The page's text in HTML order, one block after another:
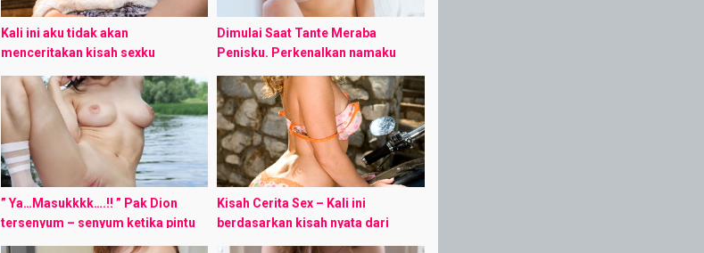
Kali ini aku tidak akan
menceritakan kisah sexku
melainkan aku mempunyai cerita
yang mana terjadi pada teman satu
kelasku panggil saja Farah dia
gadis ...
Dimulai Saat Tante Meraba
Penisku. Perkenalkan namaku
Aris, umurku saat ini 23 tahun, aku
kuliah disuatu universitas terkenal
dikotaku. Aku sendiri memilki
penampilan yang ...
” Ya…Masukkkk….!! ” Pak Dion
tersenyum – senyum ketika pintu
kantornya diketuk pada siang hari
Kisah Cerita Sex – Kali ini
berdasarkan kisah nyata dari
teman kita. Saya punya teman,